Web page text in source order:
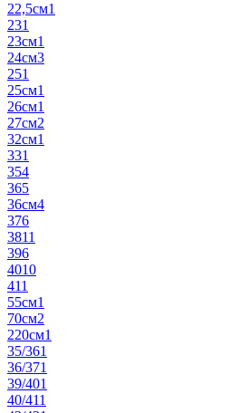
22,5см1
231
23см1
24см3
251
25см1
26см1
27см2
32см1
331
354
365
36см4
376
3811
396
4010
411
55см1
70см2
220см1
35/361
36/371
39/401
40/411